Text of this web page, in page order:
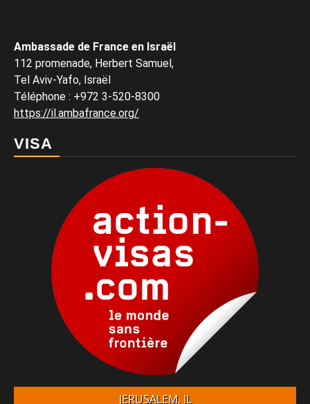
Ambassade de France en Israël
112 promenade, Herbert Samuel,
Tel Aviv-Yafo, Israël
Téléphone : +972 3-520-8300
https://il.ambafrance.org/
VISA
JERUSALEM, IL